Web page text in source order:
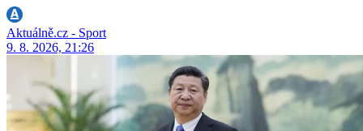
Aktuálně.cz - Sport
9. 8. 2026, 21:26